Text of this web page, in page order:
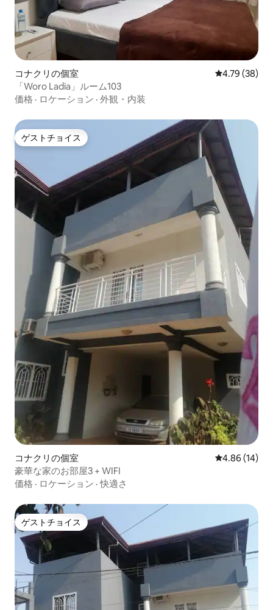
コナクリの個室 レビュー38
4.79 (38)
「Woro Ladia」ルーム103
価格 · ロケーション · 外観・内装
ゲストチョイス
ゲストチョイス
コナクリの個室 レビュー14
4.86 (14)
豪華な家のお部屋3 + WIFI
価格 · ロケーション ·快適さ
ゲストチョイス
ゲストチョイス